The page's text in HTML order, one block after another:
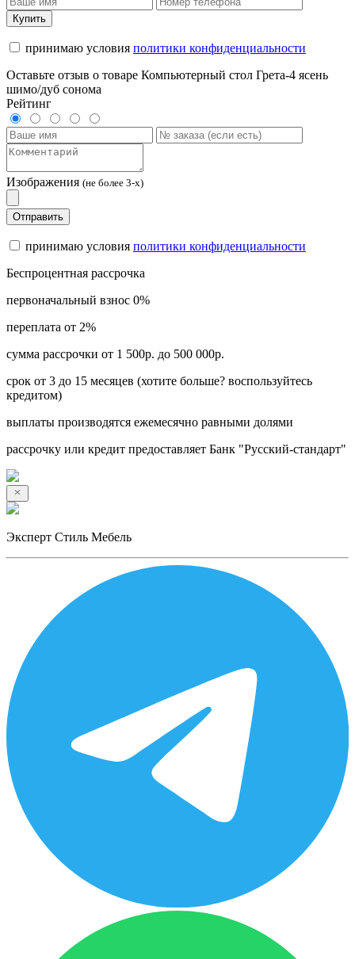
Купить
принимаю условия политики конфиденциальности
Оставьте отзыв о товаре Компьютерный стол Грета-4 ясень
шимо/дуб сонома
Рейтинг
Изображения (не более 3-х)
Отправить
принимаю условия политики конфиденциальности
Беспроцентная рассрочка
первоначальный взнос 0%
переплата от 2%
сумма рассрочки от 1 500р. до 500 000р.
срок от 3 до 15 месяцев (хотите больше? воспользуйтесь
кредитом)
выплаты производятся ежемесячно равными долями
рассрочку или кредит предоставляет Банк "Русский-стандарт"
Эксперт Стиль Мебель